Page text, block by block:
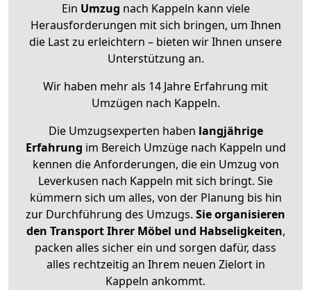
Ein Umzug nach Kappeln kann viele
Herausforderungen mit sich bringen, um Ihnen
die Last zu erleichtern – bieten wir Ihnen unsere
Unterstützung an.
Wir haben mehr als 14 Jahre Erfahrung mit
Umzügen nach Kappeln.
Die Umzugsexperten haben langjährige
Erfahrung im Bereich Umzüge nach Kappeln und
kennen die Anforderungen, die ein Umzug von
Leverkusen nach Kappeln mit sich bringt. Sie
kümmern sich um alles, von der Planung bis hin
zur Durchführung des Umzugs. Sie organisieren
den Transport Ihrer Möbel und Habseligkeiten,
packen alles sicher ein und sorgen dafür, dass
alles rechtzeitig an Ihrem neuen Zielort in
Kappeln ankommt.